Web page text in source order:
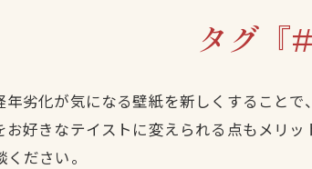
タグ『
年劣化が気になる壁紙を新しくすること
お好きなテイストに変えられる点もメリ
ださい。